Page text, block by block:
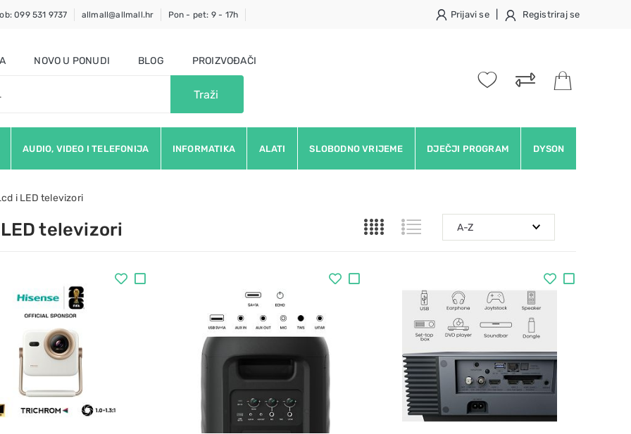
099 531 9737 allmall@allmall.hr Pon - pet: 9 - 17h Prijavi se Registriraj se
NOVO U PONUDI BLOG PROIZVOĐAČI
Traži
AUDIO, VIDEO I TELEFONIJA INFORMATIKA ALATI SLOBODNO VRIJEME DJEČJI PROGRAM DYSON
i LED televizori
televizori